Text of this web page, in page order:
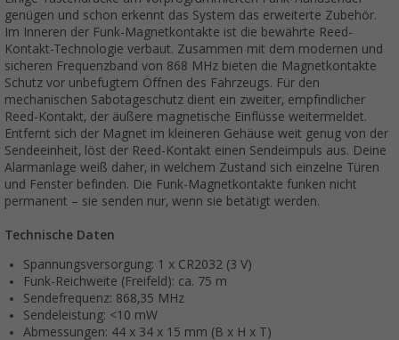
genügen und schon erkennt das System das erweiterte Zubehör.
Im Inneren der Funk-Magnetkontakte ist die bewährte Reed-
Kontakt-Technologie verbaut. Zusammen mit dem modernen und
sicheren Frequenzband von 868 MHz bieten die Magnetkontakte
Schutz vor unbefugtem Öffnen des Fahrzeugs. Für den
mechanischen Sabotageschutz dient ein zweiter, empfindlicher
Reed-Kontakt, der äußere magnetische Einflüsse weitermeldet.
Entfernt sich der Magnet im kleineren Gehäuse weit genug von der
Sendeeinheit, löst der Reed-Kontakt einen Sendeimpuls aus. Deine
Alarmanlage weiß daher, in welchem Zustand sich einzelne Türen
und Fenster befinden. Die Funk-Magnetkontakte funken nicht
permanent – sie senden nur, wenn sie betätigt werden.
Technische Daten
Spannungsversorgung: 1 x CR2032 (3 V)
Funk-Reichweite (Freifeld): ca. 75 m
Sendefrequenz: 868,35 MHz
Sendeleistung: <10 mW
Abmessungen: 44 x 34 x 15 mm (B x H x T)